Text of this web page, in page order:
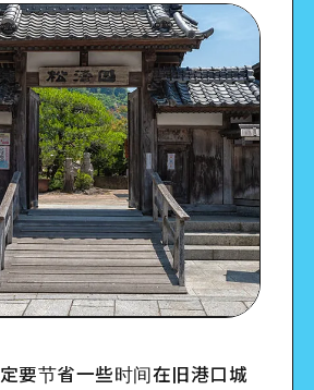
要节省一些时间在旧港口城